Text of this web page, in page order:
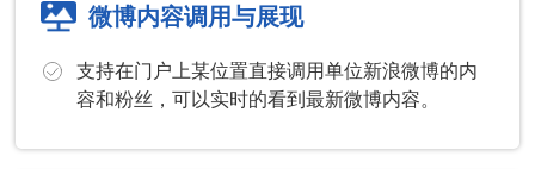
微博内容调用与展现
支持在门户上某位置直接调用单位新浪微博的内
容和粉丝，可以实时的看到最新微博内容。